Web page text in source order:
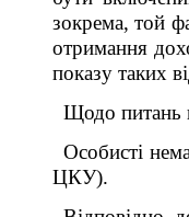
зокрема, той
отримання
показу таких
Щодо питань
Особисті
ЦКУ).